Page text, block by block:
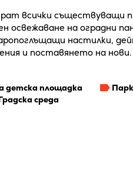
всички съществуващи
освежаване на оградни
настилки,
и поставянето на нови.
детска площадка
среда